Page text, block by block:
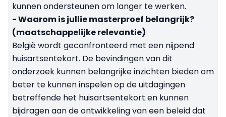
kunnen ondersteunen om langer te werken.
- Waarom is jullie masterproef belangrijk?
(maatschappelijke relevantie)
België wordt geconfronteerd met een nijpend
huisartsentekort. De bevindingen van dit
onderzoek kunnen belangrijke inzichten bieden om
beter te kunnen inspelen op de uitdagingen
betreffende het huisartsentekort en kunnen
bijdragen aan de ontwikkeling van een beleid dat